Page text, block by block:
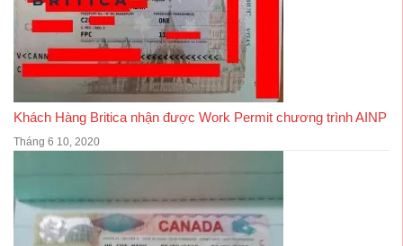
Khách Hàng Britica nhận được Work Permit chương trình AINP
Tháng 6 10, 2020